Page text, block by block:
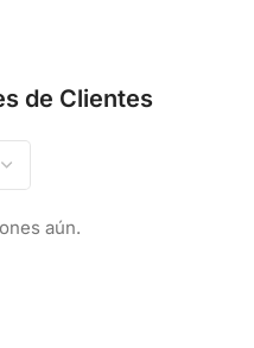
de Clientes
aún.